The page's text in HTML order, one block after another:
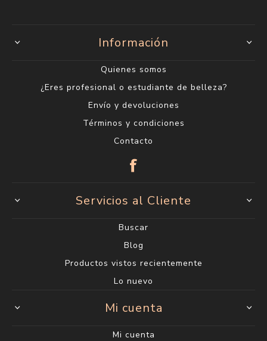
Información
Quienes somos
¿Eres profesional o estudiante de belleza?
Envío y devoluciones
Términos y condiciones
Contacto
Servicios al Cliente
Buscar
Blog
Productos vistos recientemente
Lo nuevo
Mi cuenta
Mi cuenta